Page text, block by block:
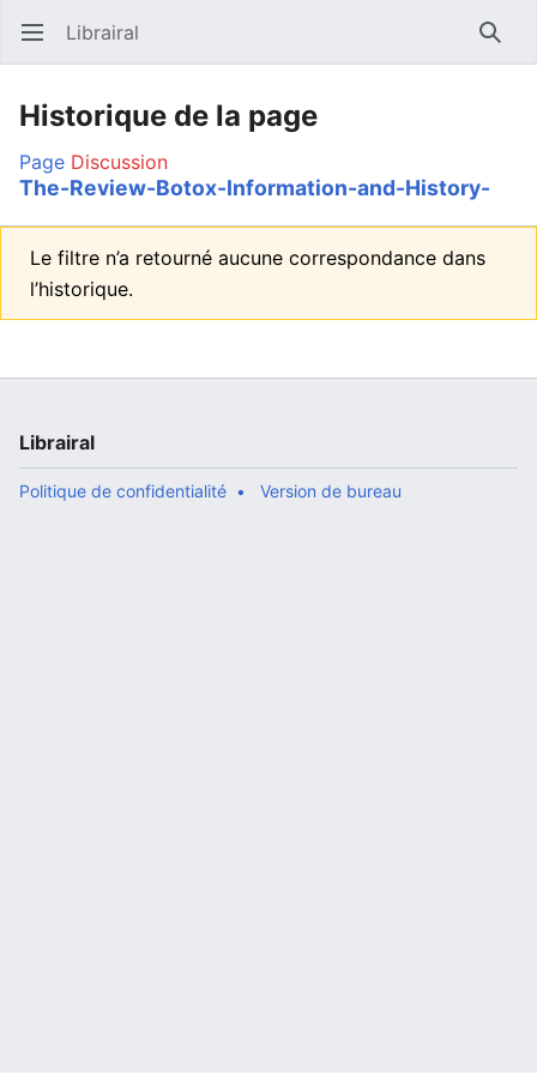
Ouvrir le menu principal Librairal
Historique de la page
Page Discussion
The-Review-Botox-Information-and-History-
Le filtre n’a retourné aucune correspondance dans
l’historique.
Librairal
Politique de confidentialité Version de bureau